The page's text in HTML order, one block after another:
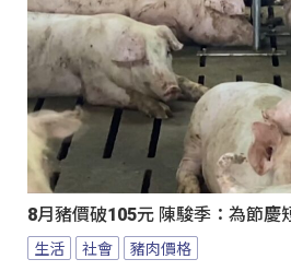
8月豬價破105元 陳駿季：為節慶
生活 社會 豬肉價格